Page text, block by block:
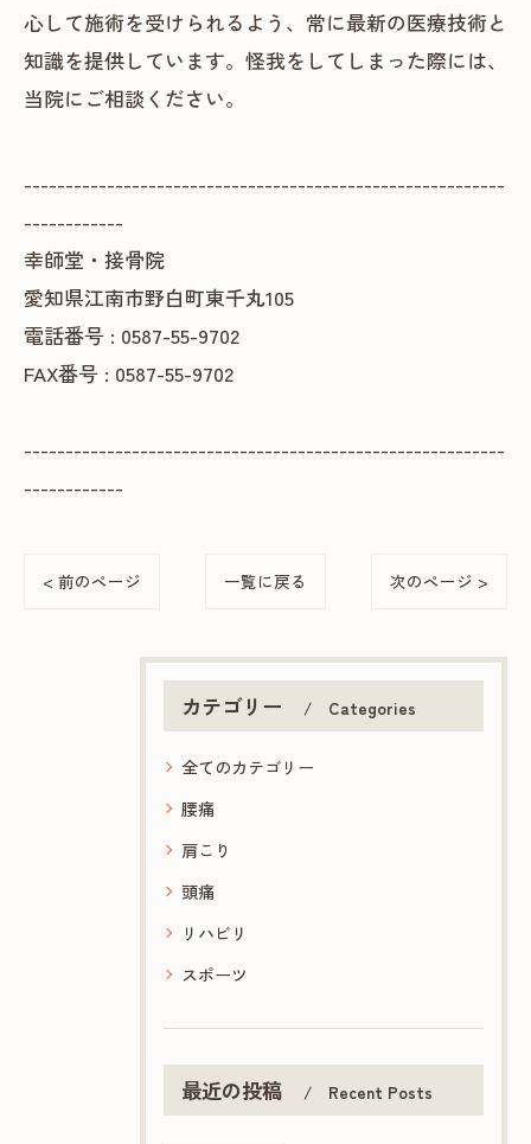
心して施術を受けられるよう、常に最新の医療技術と
知識を提供しています。怪我をしてしまった際には、
当院にご相談ください。
----------------------------------------------------------
------------
幸師堂・接骨院
愛知県江南市野白町東千丸105
電話番号 : 0587-55-9702
FAX番号 : 0587-55-9702
----------------------------------------------------------
------------
< 前のページ 一覧に戻る 次のページ >
カテゴリー Categories
全てのカテゴリー
腰痛
肩こり
頭痛
リハビリ
スポーツ
最近の投稿 Recent Posts